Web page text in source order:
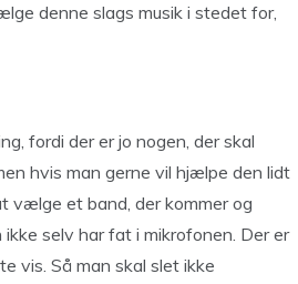
denne slags musik i stedet for,
fordi der er jo nogen, der skal
hvis man gerne vil hjælpe den lidt
vælge et band, der kommer og
selv har fat i mikrofonen. Der er
vis. Så man skal slet ikke